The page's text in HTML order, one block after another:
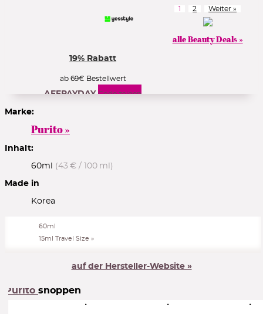
19% Rabatt
ab 69€ Bestellwert
AFFPAYDAY Code zeigen
für Neukunden
15% Rabatt
AUG15NEW Code zeigen
2 Weiter »
alle Beauty Deals »
Marke:
Purito »
Inhalt:
60ml (43 € / 100 ml)
Made in
Korea
60ml
15ml Travel Size »
auf der Hersteller-Website »
Purito shoppen